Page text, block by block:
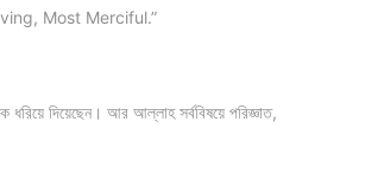
Most Merciful.”
দিয়েছেন। আর আল্লাহ সর্ববিষয়ে পরিজ্ঞাত,